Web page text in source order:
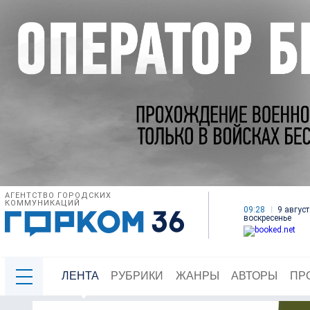
АГЕНТСТВО ГОРОДСКИХ
КОММУНИКАЦИЙ
09:28
9
воскресенье
ЛЕНТА РУБРИКИ ЖАНРЫ АВТОРЫ